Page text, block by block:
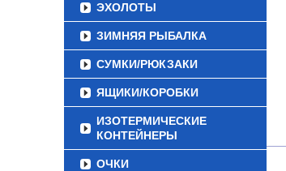
ЭХОЛОТЫ
ЗИМНЯЯ РЫБАЛКА
СУМКИ/РЮКЗАКИ
ЯЩИКИ/КОРОБКИ
ИЗОТЕРМИЧЕСКИЕ
КОНТЕЙНЕРЫ
ОЧКИ